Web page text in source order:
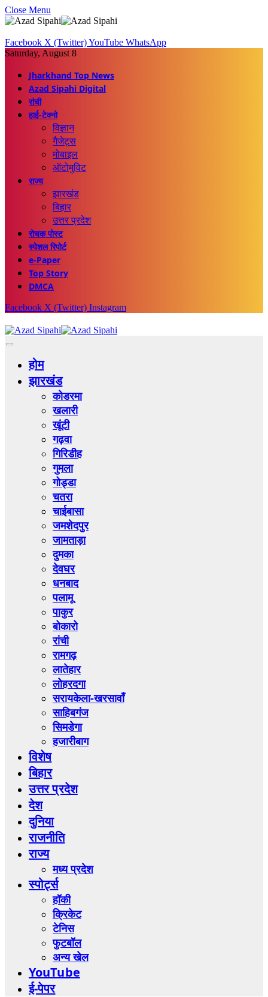
Close Menu
Facebook X (Twitter)YouTube WhatsApp
Saturday, August 8
Jharkhand Top News
Azad Sipahi Digital
रांची
हाई-टेक्नो
विज्ञान
गैजेट्स
मोबाइल
ऑटोमुविट
राज्य
झारखंड
बिहार
उत्तर प्रदेश
रोचक पोस्ट
स्पेशल रिपोर्ट
e-Paper
Top Story
DMCA
Facebook X (Twitter) Instagram
होम
झारखंड
कोडरमा
खलारी
खूंटी
गढ़वा
गिरिडीह
गुमला
गोड्डा
चतरा
चाईबासा
जमशेदपुर
जामताड़ा
दुमका
देवघर
धनबाद
पलामू
पाकुर
बोकारो
रांची
रामगढ़
लातेहार
लोहरदगा
सरायकेला-खरसावाँ
साहिबगंज
सिमडेगा
हजारीबाग
विशेष
बिहार
उत्तर प्रदेश
देश
दुनिया
राजनीति
राज्य
मध्य प्रदेश
स्पोर्ट्स
हॉकी
क्रिकेट
टेनिस
फुटबॉल
अन्य खेल
YouTube
ई-पेपर